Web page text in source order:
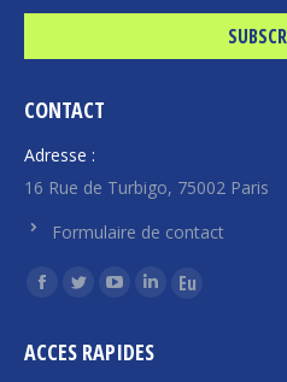
CONTACT
Adresse :
16 Rue de Turbigo, 75002 Paris
Formulaire de contact
Find us on:
Facebook
opens
Twitter
opens
YouTube
opens
Linkedin
opens
Euroquity
ACCES RAPIDES